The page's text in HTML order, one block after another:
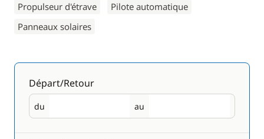
Propulseur d'étrave
Pilote automatique
Panneaux solaires
Départ/Retour
du
Départ au
Retour